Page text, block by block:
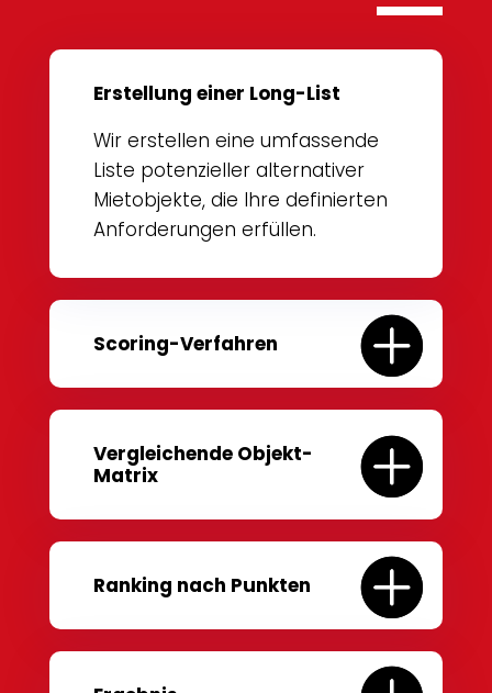
Erstellung einer Long-List
Wir erstellen eine umfassende
Liste potenzieller alternativer
Mietobjekte, die Ihre definierten
Anforderungen erfüllen.
Scoring-Verfahren
Vergleichende Objekt-
Matrix
Ranking nach Punkten